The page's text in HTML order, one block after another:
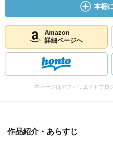
本棚
Amazon
詳細ページへ
本ページはアフィリエイトプロ
作品紹介・あらすじ